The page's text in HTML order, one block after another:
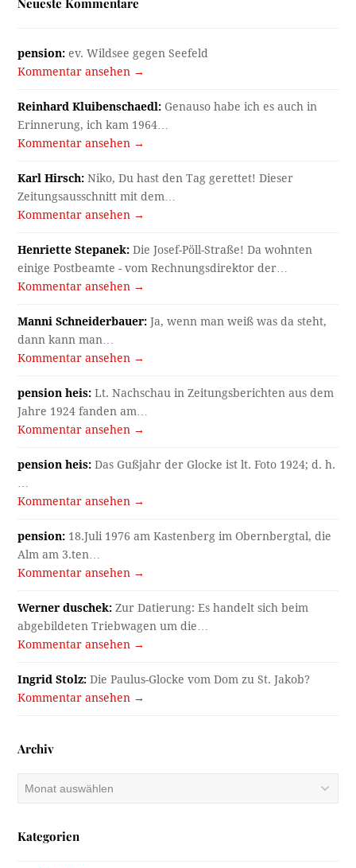
Neueste Kommentare
pension: ev. Wildsee gegen Seefeld
Kommentar ansehen →
Reinhard Kluibenschaedl: Genauso habe ich es auch in
Erinnerung, ich kam 1964…
Kommentar ansehen →
Karl Hirsch: Niko, Du hast den Tag gerettet! Dieser
Zeitungsausschnitt mit dem…
Kommentar ansehen →
Henriette Stepanek: Die Josef-Pöll-Straße! Da wohnten
einige Postbeamte - vom Rechnungsdirektor der…
Kommentar ansehen →
Manni Schneiderbauer: Ja, wenn man weiß was da steht,
dann kann man…
Kommentar ansehen →
pension heis: Lt. Nachschau in Zeitungsberichten aus dem
Jahre 1924 fanden am…
Kommentar ansehen →
pension heis: Das Gußjahr der Glocke ist lt. Foto 1924; d. h.
…
Kommentar ansehen →
pension: 18.Juli 1976 am Kastenberg im Obernbergtal, die
Alm am 3.ten…
Kommentar ansehen →
Werner duschek: Zur Datierung: Es handelt sich beim
abgebildeten Triebwagen um die…
Kommentar ansehen →
Ingrid Stolz: Die Paulus-Glocke vom Dom zu St. Jakob?
Kommentar ansehen →
Archiv
Archiv
Kategorien